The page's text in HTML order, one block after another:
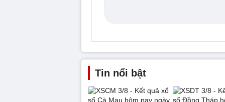
Tin nổi bật